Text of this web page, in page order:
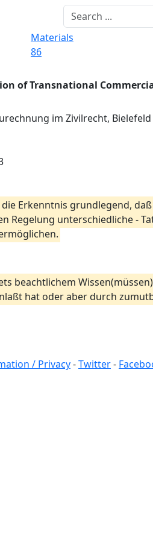
Materials
86
of Transnational
im Zivilrecht,
Erkenntnis grundlegend,
Regelung unterschiedliche -
beachtlichem
hat oder aber durch
/ Privacy-Twitter-